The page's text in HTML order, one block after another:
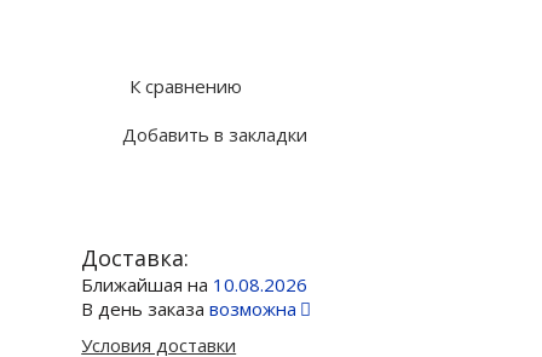
К сравнению
Добавить в закладки
Доставка:
Ближайшая на 10.08.2026
В день заказавозможна
Условия доставки